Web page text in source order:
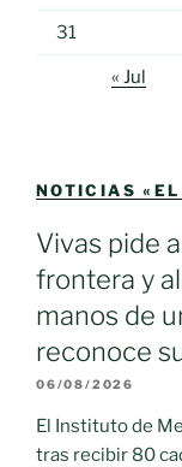
31
« Jul
NOTICIAS «EL
Vivas pide
frontera y
manos de
reconoce
06/08/2026
El Instituto de
tras recibir 80